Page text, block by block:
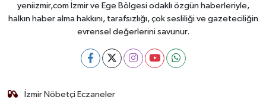
yeniizmir,com İzmir ve Ege Bölgesi odaklı özgün haberleriyle,
halkın haber alma hakkını, tarafsızlığı, çok sesliliği ve gazeteciliğin
evrensel değerlerini savunur.
İzmir Nöbetçi Eczaneler